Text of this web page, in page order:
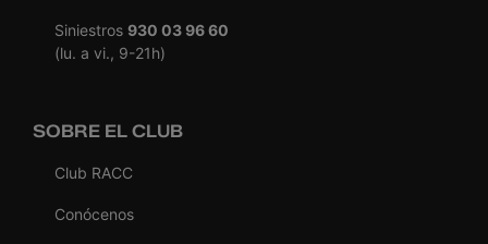
Siniestros 930 03 96 60
(lu. a vi., 9-21h)
SOBRE EL CLUB
Club RACC
Conócenos